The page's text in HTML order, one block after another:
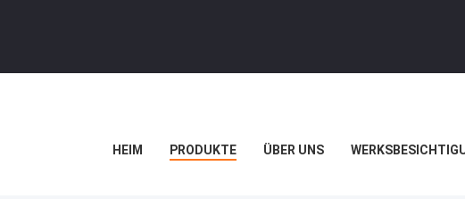
HEIM PRODUKTE ÜBER UNS